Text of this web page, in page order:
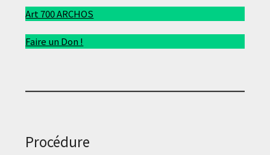
Art 700 ARCHOS
Faire un Don !
Procédure